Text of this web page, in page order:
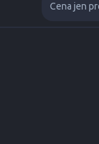
Cena jen